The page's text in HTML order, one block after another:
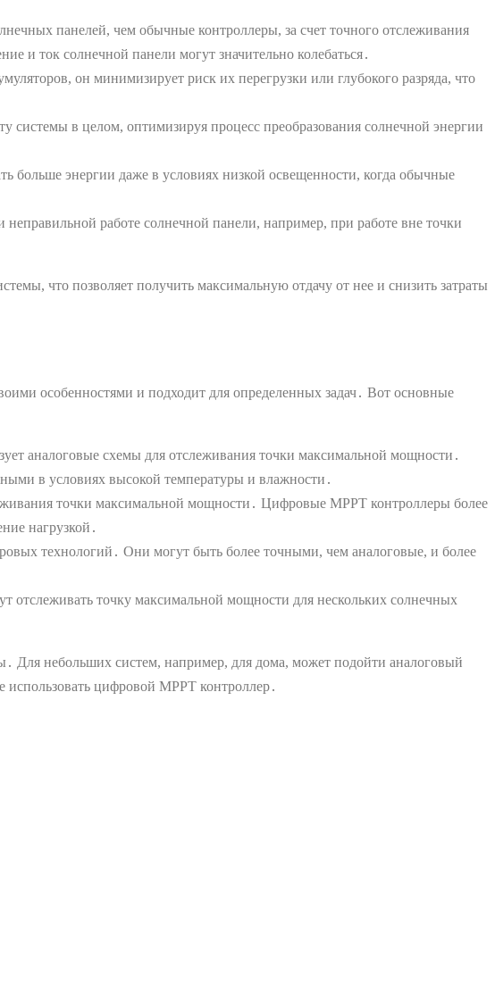
панелей, чем обычные контроллеры, за счет точного отслеживания
и ток солнечной панели могут значительно колебаться․
он минимизирует риск их перегрузки или глубокого разряда, что
системы в целом, оптимизируя процесс преобразования солнечной энергии
больше энергии даже в условиях низкой освещенности, когда обычные
работе солнечной панели, например, при работе вне точки
что позволяет получить максимальную отдачу от нее и снизить затраты
особенностями и подходит для определенных задач․ Вот основные
аналоговые схемы для отслеживания точки максимальной мощности․
в условиях высокой температуры и влажности․
точки максимальной мощности․ Цифровые MPPT контроллеры более
нагрузкой․
технологий․ Они могут быть более точными, чем аналоговые, и более
отслеживать точку максимальной мощности для нескольких солнечных
Для небольших систем, например, для дома, может подойти аналоговый
цифровой MPPT контроллер․